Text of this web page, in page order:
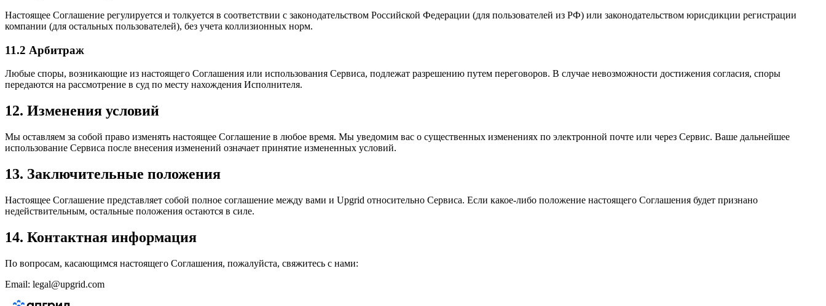
Настоящее Соглашение регулируется и толкуется в соответствии с законодательством Российской Федерации (для пользователей из РФ) или законодательством юрисдикции регистрации
компании (для остальных пользователей), без учета коллизионных норм.
11.2 Арбитраж
Любые споры, возникающие из настоящего Соглашения или использования Сервиса, подлежат разрешению путем переговоров. В случае невозможности достижения согласия, споры
передаются на рассмотрение в суд по месту нахождения Исполнителя.
12. Изменения условий
Мы оставляем за собой право изменять настоящее Соглашение в любое время. Мы уведомим вас о существенных изменениях по электронной почте или через Сервис. Ваше дальнейшее
использование Сервиса после внесения изменений означает принятие измененных условий.
13. Заключительные положения
Настоящее Соглашение представляет собой полное соглашение между вами и Upgrid относительно Сервиса. Если какое-либо положение настоящего Соглашения будет признано
недействительным, остальные положения остаются в силе.
14. Контактная информация
По вопросам, касающимся настоящего Соглашения, пожалуйста, свяжитесь с нами:
Email: legal@upgrid.com